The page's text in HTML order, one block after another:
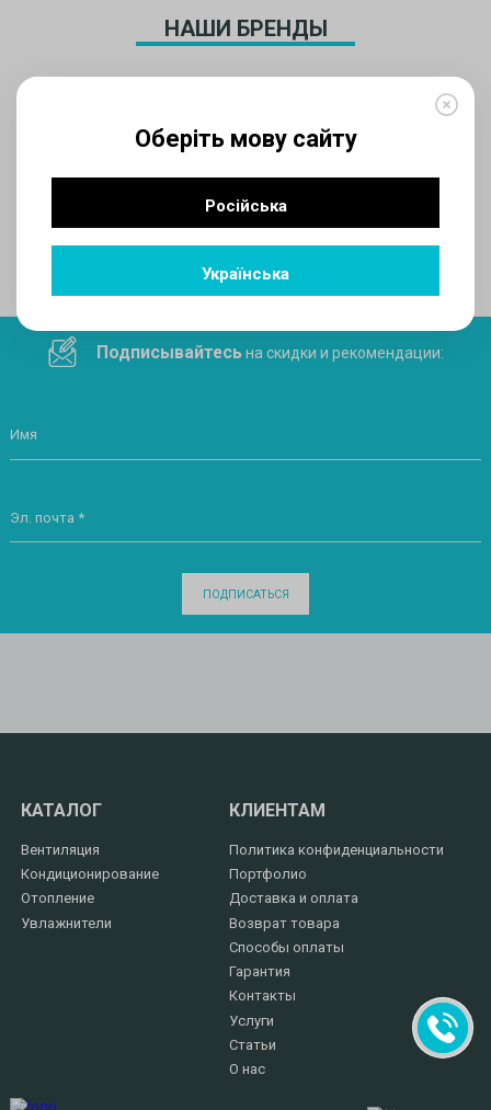
Оберіть мову сайту
Російська
Українська
НАШИ БРЕНДЫ
Поделитесь ссылкой в социальных сетях
Подписывайтесьна скидки и рекомендации:
Имя
Эл. почта *
ПОДПИСАТЬСЯ
КАТАЛОГ
Вентиляция
Кондиционирование
Отопление
Увлажнители
КЛИЕНТАМ
Политика конфиденциальности
Портфолио
Доставка и оплата
Возврат товара
Способы оплаты
Гарантия
Контакты
Услуги
Статьи
О нас